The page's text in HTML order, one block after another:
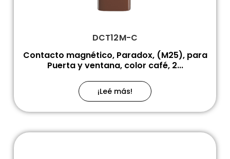
DCT12M-C
Contacto magnético, Paradox, (M25), para
Puerta y ventana, color café, 2...
¡Leé más!